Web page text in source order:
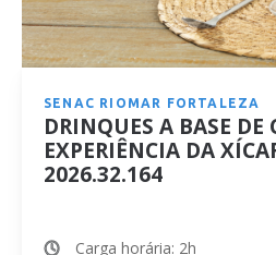
SENAC RIOMAR FORTALEZA
DRINQUES A BASE DE
EXPERIÊNCIA DA
2026.32.164
Carga horária: 2h